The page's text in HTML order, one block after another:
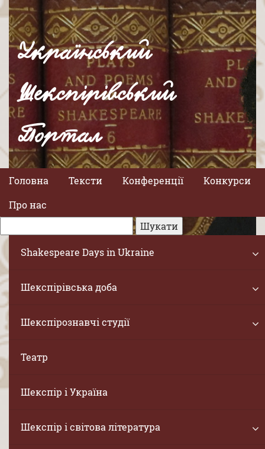
Український
Шекспірівський
Портал
Головна Тексти Конференції
Конкурси
Про нас
Shakespeare Days in Ukraine
Шекспірівська доба
Шекспірознавчі студії
Театр
Шекспір і Україна
Шекспір і світова література